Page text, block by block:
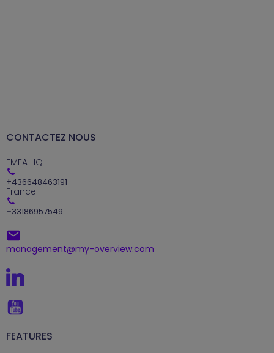
CONTACTEZ NOUS
EMEA HQ
+436648463191
France
+33186957549
management@my-overview.com
FEATURES